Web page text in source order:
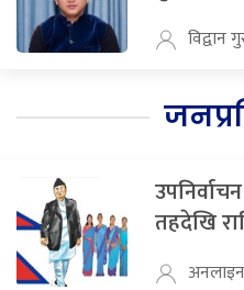
विद्वान
तहदेखि